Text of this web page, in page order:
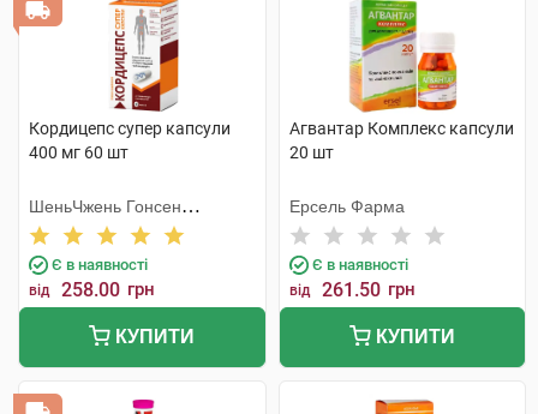
Кордицепс супер капсули
400 мг 60 шт
ШеньЧжень Гонсен
Байоледжі Індастрі Ко. Лтд
Є в наявності
від 258.00 грн
КУПИТИ
Агвантар Комплекс капсули
20 шт
Ерсель Фарма
Є в наявності
від 261.50 грн
КУПИТИ